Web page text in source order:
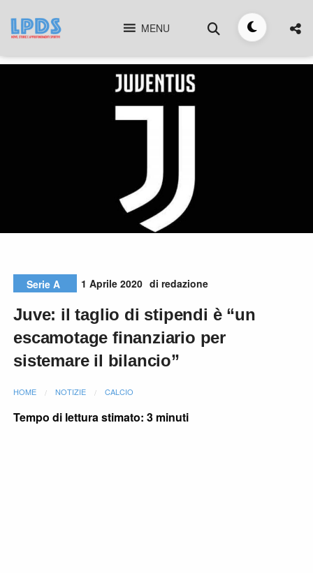
content
MENU
Cerca
Toggle
tema
Serie A 1 Aprile 2020 di redazione
Juve: il taglio di stipendi è “un
escamotage finanziario per
sistemare il bilancio”
HOME NOTIZIE CALCIO
Tempo di lettura stimato: 3 minuti